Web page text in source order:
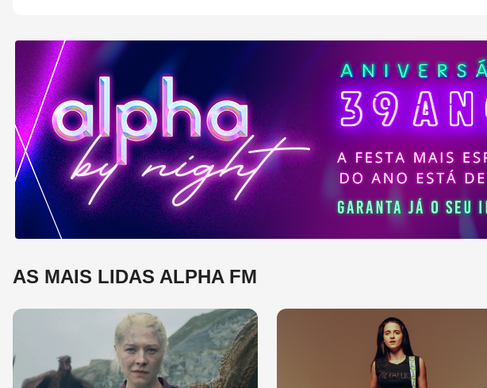
manutenção,
lançamentos, tecnologia e
tudo o que envolve o dia a
dia dos motoristas.
Soul ao House.
Lançamentos e histórias
sobre artistas e
movimentos que
nasceram a partir do jazz
e ajudaram a moldar a
música contemporânea.
AS MAIS LIDAS ALPHA FM